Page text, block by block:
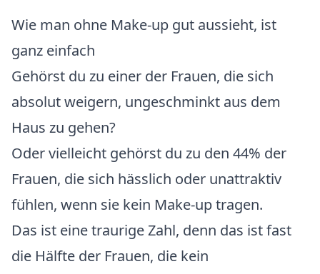
Wie man ohne Make-up gut aussieht, ist
ganz einfach
Gehörst du zu einer der Frauen, die sich
absolut weigern, ungeschminkt aus dem
Haus zu gehen?
Oder vielleicht gehörst du zu den 44% der
Frauen, die sich hässlich oder unattraktiv
fühlen, wenn sie kein Make-up tragen.
Das ist eine traurige Zahl, denn das ist fast
die Hälfte der Frauen, die kein